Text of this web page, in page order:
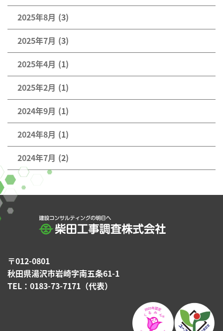
2025年8月 (3)
2025年7月 (3)
2025年4月 (1)
2025年2月 (1)
2024年9月 (1)
2024年8月 (1)
2024年7月 (2)
〒012-0801
秋田県湯沢市岩崎字南五条61-1
TEL：0183-73-7171（代表）